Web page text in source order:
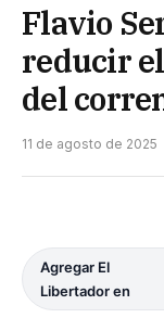
Flavio
reducir
del
11 de agosto de 2025
Agregar El
Libertador en